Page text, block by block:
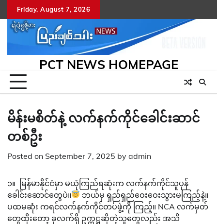
to
content
Friday, August 7, 2026
PCT NEWS HOMEPAGE
မိန်းမစိတ်နဲ့ လက်နက်ကိုင်ခေါင်းဆာင်
တစ်ဦး
Posted on September 7, 2025 by admin
၁။ မြန်မာနိုင်ငံမှာ မယုံကြည်ရဆုံးက လက်နက်ကိုင်သူပုန်
ခေါင်းဆောင်တွေပဲ။
ဘယ်မှ ရှည်ရှည်ဝေးဝေးသွားမကြည့်နဲ့။
ပထမဆုံး ကရင်လက်နက်ကိုင်တပ်ဖွဲ့ကို ကြည့်။ NCA လက်မှတ်
တွေထိုးတော့ ခုလက်ရှိ ဥက္ကဋ္ဌဆိုတဲ့သူတွေလည်း အသိ